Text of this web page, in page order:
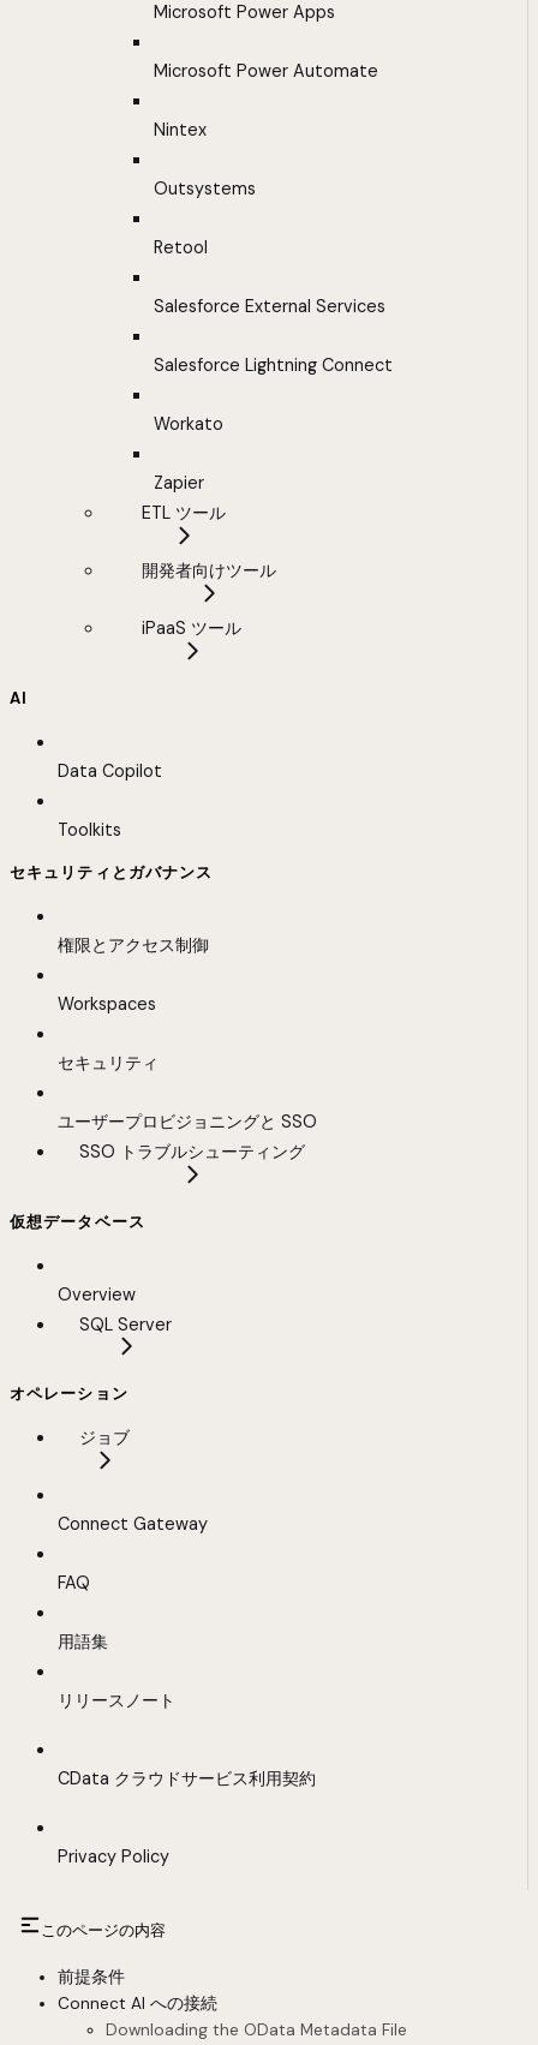
Microsoft Power Apps
Microsoft Power Automate
Nintex
Outsystems
Retool
Salesforce External Services
Salesforce Lightning Connect
Workato
Zapier
ETL ツール
開発者向けツール
iPaaS ツール
AI
Data Copilot
Toolkits
セキュリティとガバナンス
権限とアクセス制御
Workspaces
セキュリティ
ユーザープロビジョニングと SSO
SSO トラブルシューティング
仮想データベース
Overview
SQL Server
オペレーション
ジョブ
Connect Gateway
FAQ
用語集
リリースノート
CData クラウドサービス利用契約
Privacy Policy
このページの内容
前提条件
Connect AI への接続
Downloading the OData Metadata File